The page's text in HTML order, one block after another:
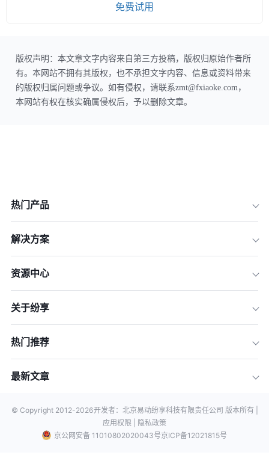
免费试用
版权声明：本文章文字内容来自第三方投稿，版权归原始作者所
有。本网站不拥有其版权，也不承担文字内容、信息或资料带来
的版权归属问题或争议。如有侵权，请联系zmt@fxiaoke.com，
本网站有权在核实确属侵权后，予以删除文章。
热门产品
解决方案
资源中心
关于纷享
热门推荐
最新文章
© Copyright 2012-2026开发者：北京易动纷享科技有限责任公司 版本所有 |
应用权限 |
隐私政策
京公网安备 11010802020043号京ICP备12021815号